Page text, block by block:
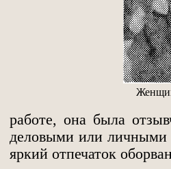
работе, она была
деловыми или личными
яркий отпечаток